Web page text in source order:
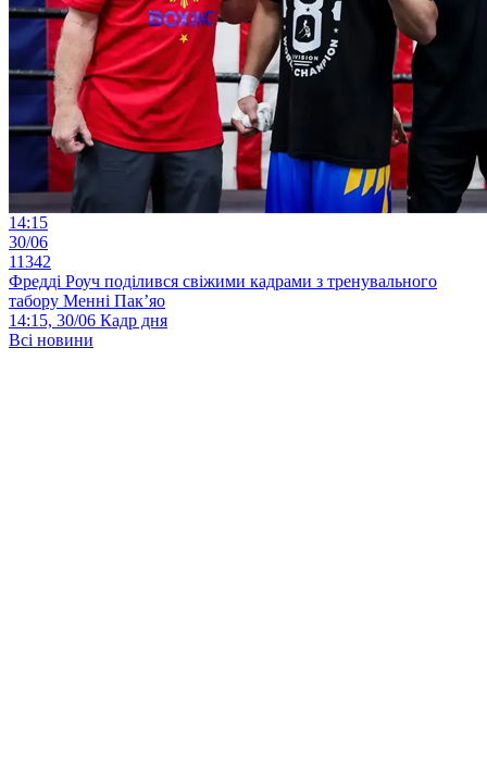
14:15
30/06
11342
Фредді Роуч поділився свіжими кадрами з тренувального
табору Менні Пак’яо
14:15, 30/06 Кадр дня
Всі новини